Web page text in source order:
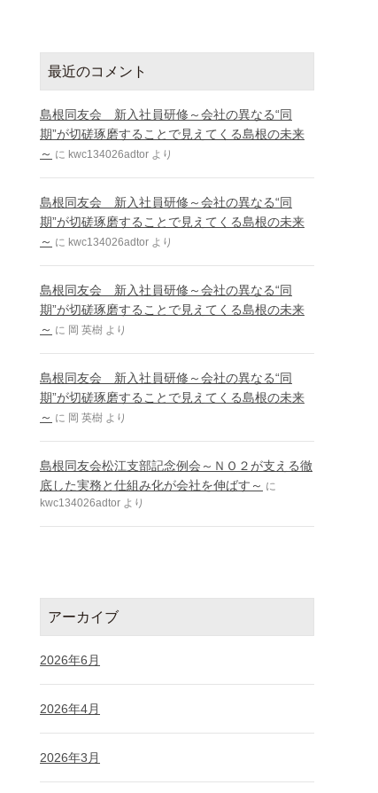
最近のコメント
島根同友会 新入社員研修～会社の異なる“同
期”が切磋琢磨することで見えてくる島根の未来
～ に kwc134026adtor より
島根同友会 新入社員研修～会社の異なる“同
期”が切磋琢磨することで見えてくる島根の未来
～ に kwc134026adtor より
島根同友会 新入社員研修～会社の異なる“同
期”が切磋琢磨することで見えてくる島根の未来
～ に 岡 英樹 より
島根同友会 新入社員研修～会社の異なる“同
期”が切磋琢磨することで見えてくる島根の未来
～ に 岡 英樹 より
島根同友会松江支部記念例会～ＮＯ２が支える徹
底した実務と仕組み化が会社を伸ばす～ に
kwc134026adtor より
アーカイブ
2026年6月
2026年4月
2026年3月